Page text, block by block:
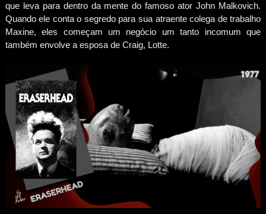
que leva para dentro da mente do famoso ator John Malkovich.
Quando ele conta o segredo para sua atraente colega de trabalho
Maxine, eles começam um negócio um tanto incomum que
também envolve a esposa de Craig, Lotte.